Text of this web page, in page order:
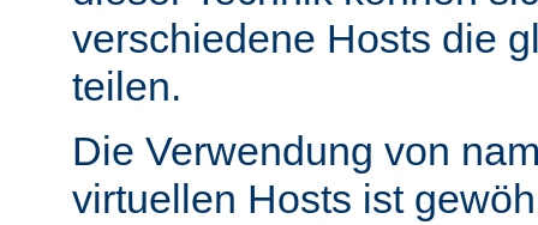
verschiedene Hosts die
teilen.
Die Verwendung von
virtuellen Hosts ist